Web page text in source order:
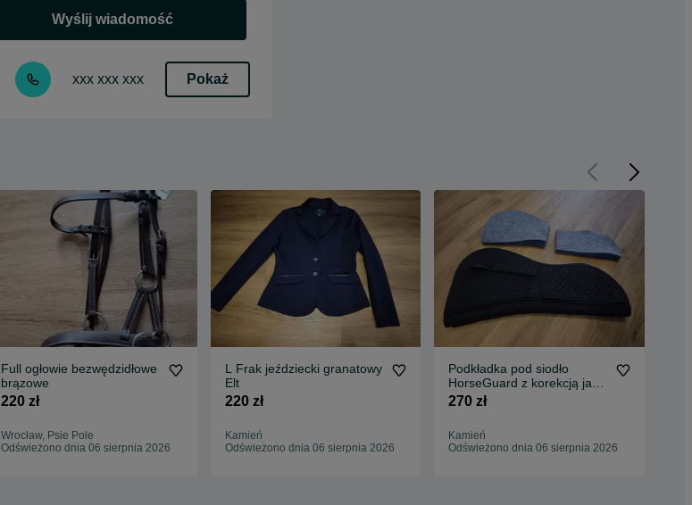
Wyślij wiadomość
xxx xxx xxx Pokaż
Full ogłowie bezwędzidłowe
brązowe
220 zł
Wrocław, Psie Pole
Odświeżono dnia 06 sierpnia 2026
L Frak jeździecki granatowy
Elt
220 zł
Kamień
Odświeżono dnia 06 sierpnia 2026
Podkładka pod siodło
HorseGuard z korekcją jak
Mattes
270 zł
Kamień
Odświeżono dnia 06 sierpnia 2026